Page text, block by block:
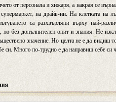
от персонала и хижаря, а накрая се
на драйв-ин. На клетката на
са разхвърляни върху най-
но без допълнителен опит и знания. Не
значение. Но целта не е да видиш
си. Много по-трудно е да направиш себе си